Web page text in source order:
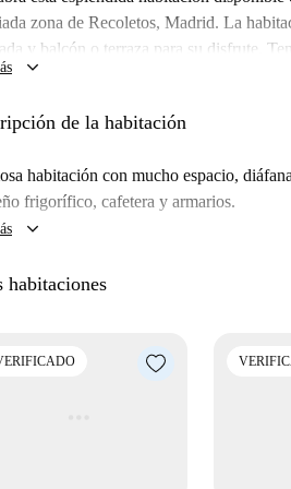
zona de Recoletos, Madrid. La
y balcón o terraza para su disfrute.
para su comodidad. Además, no se
de interés cultural y turístico. Lugares
y la Fuente de Cibeles están a un
histórico como la comodidad de la
keyboard_arrow_down
de la habitación
habitación con mucho espacio,
frigorífico, cafetera y armarios.
keyboard_arrow_down
habitaciones